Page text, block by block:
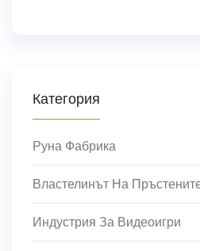
Категория
Руна Фабрика
Властелинът На
Индустрия За Видеоигри